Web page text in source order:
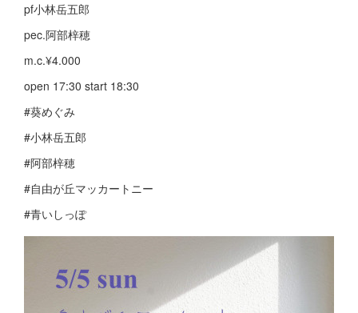
pf小林岳五郎
pec.阿部梓穂
m.c.¥4.000
open 17:30 start 18:30
#葵めぐみ
#小林岳五郎
#阿部梓穂
#自由が丘マッカートニー
#青いしっぽ